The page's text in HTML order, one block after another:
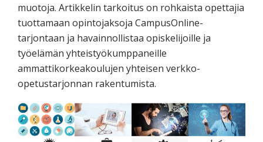
muotoja. Artikkelin tarkoitus on rohkaista opettajia
tuottamaan opintojaksoja CampusOnline-
tarjontaan ja havainnollistaa opiskelijoille ja
työelämän yhteistyökumppaneille
ammattikorkeakoulujen yhteisen verkko-
opetustarjonnan rakentumista.